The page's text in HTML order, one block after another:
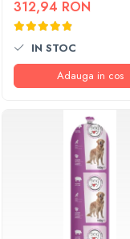
312,94 RON
IN STOC
Adauga in cos